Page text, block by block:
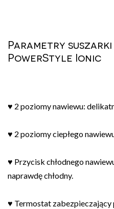
Parametry
PowerStyle Ionic
♥ 2 poziomy nawiewu:
♥ 2 poziomy ciepłego
♥ Przycisk chłodnego
naprawdę chłodny.
♥ Termostat